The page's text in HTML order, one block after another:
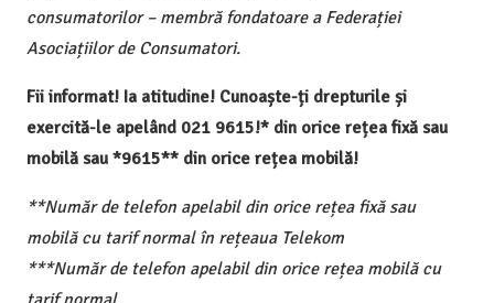
consumatorilor – membră fondatoare a Federației
Asociațiilor de Consumatori.
Fii informat! Ia atitudine! Cunoaște-ți drepturile și
exercită-le apelând 021 9615!* din orice rețea fixă sau
mobilă sau *9615** din orice rețea mobilă!
**Număr de telefon apelabil din orice rețea fixă sau
mobilă cu tarif normal în rețeaua Telekom
***Număr de telefon apelabil din orice rețea mobilă cu